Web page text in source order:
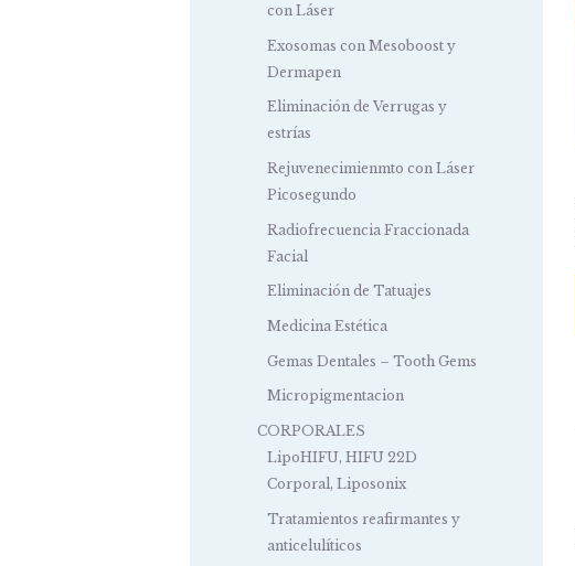
con Láser
Exosomas con Mesoboost y
Dermapen
Eliminación de Verrugas y
estrías
Rejuvenecimienmto con Láser
Picosegundo
Radiofrecuencia Fraccionada
Facial
Eliminación de Tatuajes
Medicina Estética
Gemas Dentales – Tooth Gems
Micropigmentacion
CORPORALES
LipoHIFU, HIFU 22D
Corporal, Liposonix
Tratamientos reafirmantes y
anticelulíticos